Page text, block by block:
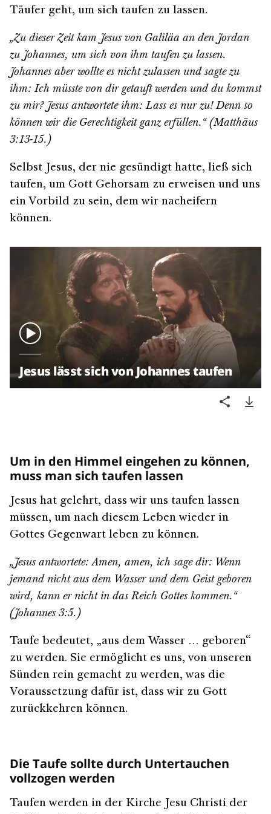
Täufer geht, um sich taufen zu lassen.
„Zu dieser Zeit kam Jesus von Galiläa an den Jordan
zu Johannes, um sich von ihm taufen zu lassen.
Johannes aber wollte es nicht zulassen und sagte zu
ihm: Ich müsste von dir getauft werden und du kommst
zu mir? Jesus antwortete ihm: Lass es nur zu! Denn so
können wir die Gerechtigkeit ganz erfüllen.“ (Matthäus
3:13-15.)
Selbst Jesus, der nie gesündigt hatte, ließ sich
taufen, um Gott Gehorsam zu erweisen und uns
ein Vorbild zu sein, dem wir nacheifern
können.
Jesus lässt sich von Johannes taufen
Um in den Himmel eingehen zu können,
muss man sich taufen lassen
Jesus hat gelehrt, dass wir uns taufen lassen
müssen, um nach diesem Leben wieder in
Gottes Gegenwart leben zu können.
„Jesus antwortete: Amen, amen, ich sage dir: Wenn
jemand nicht aus dem Wasser und dem Geist geboren
wird, kann er nicht in das Reich Gottes kommen.“
(Johannes 3:5.)
Taufe bedeutet, „aus dem Wasser … geboren“
zu werden. Sie ermöglicht es uns, von unseren
Sünden rein gemacht zu werden, was die
Voraussetzung dafür ist, dass wir zu Gott
zurückkehren können.
Die Taufe sollte durch Untertauchen
vollzogen werden
Taufen werden in der Kirche Jesu Christi der